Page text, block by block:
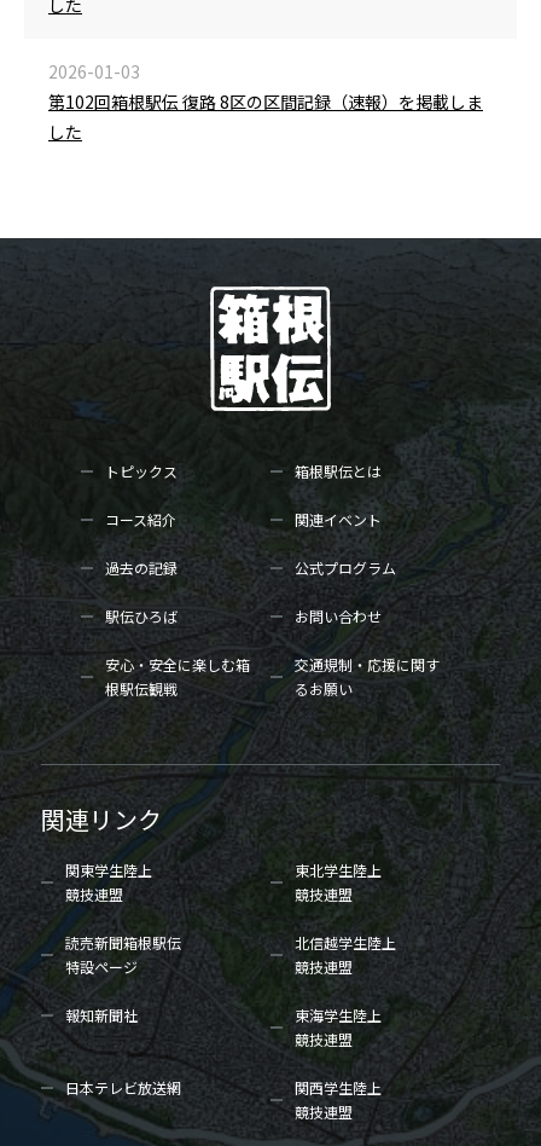
した
2026-01-03
第102回箱根駅伝 復路 8区の区間記録（速報）を掲載しま
した
トピックス 箱根駅伝とは
コース紹介 関連イベント
過去の記録 公式プログラム
駅伝ひろば お問い合わせ
安心・安全に楽しむ箱
根駅伝観戦
交通規制・応援に関す
るお願い
関連リンク
関東学生陸上
競技連盟
東北学生陸上
競技連盟
読売新聞箱根駅伝
特設ページ
北信越学生陸上
競技連盟
報知新聞社
東海学生陸上
競技連盟
日本テレビ放送網
関西学生陸上
競技連盟